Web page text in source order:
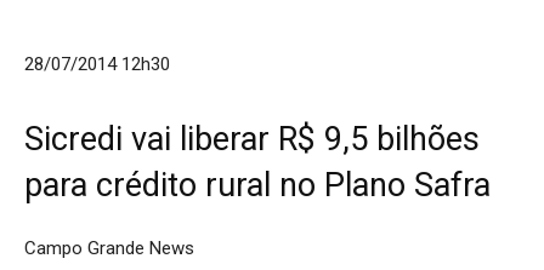
28/07/2014 12h30
Sicredi vai liberar R$ 9,5 bilhões
para crédito rural no Plano Safra
Campo Grande News